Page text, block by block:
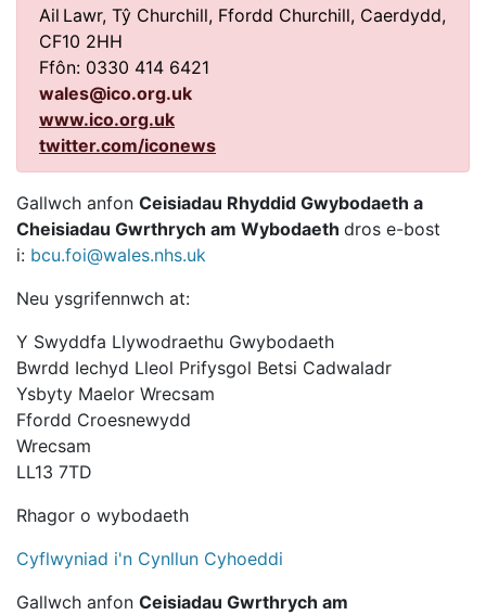
Ail Lawr, Tŷ Churchill, Ffordd Churchill, Caerdydd,
CF10 2HH
Ffôn: 0330 414 6421
wales@ico.org.uk
www.ico.org.uk
twitter.com/iconews
Gallwch anfon Ceisiadau Rhyddid Gwybodaeth a
Cheisiadau Gwrthrych am Wybodaeth dros e-bost
i: bcu.foi@wales.nhs.uk
Neu ysgrifennwch at:
Y Swyddfa Llywodraethu Gwybodaeth
Bwrdd Iechyd Lleol Prifysgol Betsi Cadwaladr
Ysbyty Maelor Wrecsam
Ffordd Croesnewydd
Wrecsam
LL13 7TD
Rhagor o wybodaeth
Cyflwyniad i'n Cynllun Cyhoeddi
Gallwch anfon Ceisiadau Gwrthrych am